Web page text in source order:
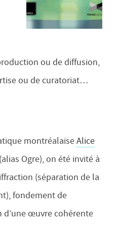
ou de diffusion,
ou de curatoriat…
montréalaiseAlice
Ogre), on été invité à
(séparation de la
fondement de
œuvre cohérente